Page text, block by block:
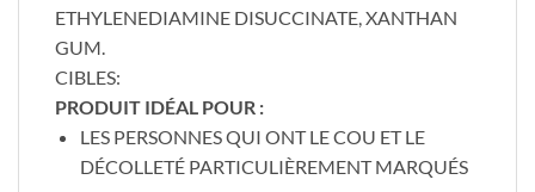
ETHYLENEDIAMINE DISUCCINATE, XANTHAN
GUM.
CIBLES:
PRODUIT IDÉAL POUR :
LES PERSONNES QUI ONT LE COU ET LE
DÉCOLLETÉ PARTICULIÈREMENT MARQUÉS